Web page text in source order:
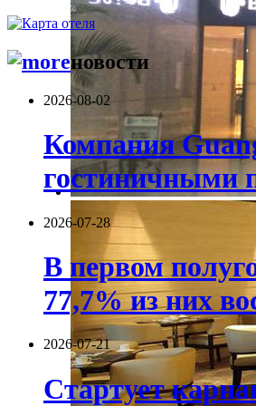
новости
2026-08-02
Компания
гостиничными
2026-07-28
В первом
77,7% из них
2026-07-21
Стартует